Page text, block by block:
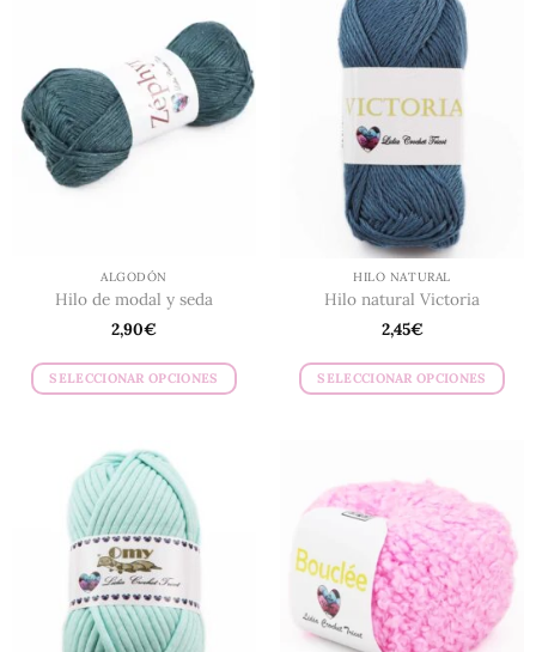
ALGODÓN
Hilo de modal y seda
2,90€
SELECCIONAR OPCIONES
tiene
múltiples
variantes.
Las
opciones
se
pueden
elegir
HILO NATURAL
Hilo natural Victoria
2,45€
SELECCIONAR OPCIONES
múltiples
variantes.
Las
opciones
se
pueden
elegir